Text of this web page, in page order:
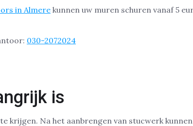
in Almerekunnen uw muren schuren vanaf 5
030-2072024
is
krijgen. Na het aanbrengen van stucwerk